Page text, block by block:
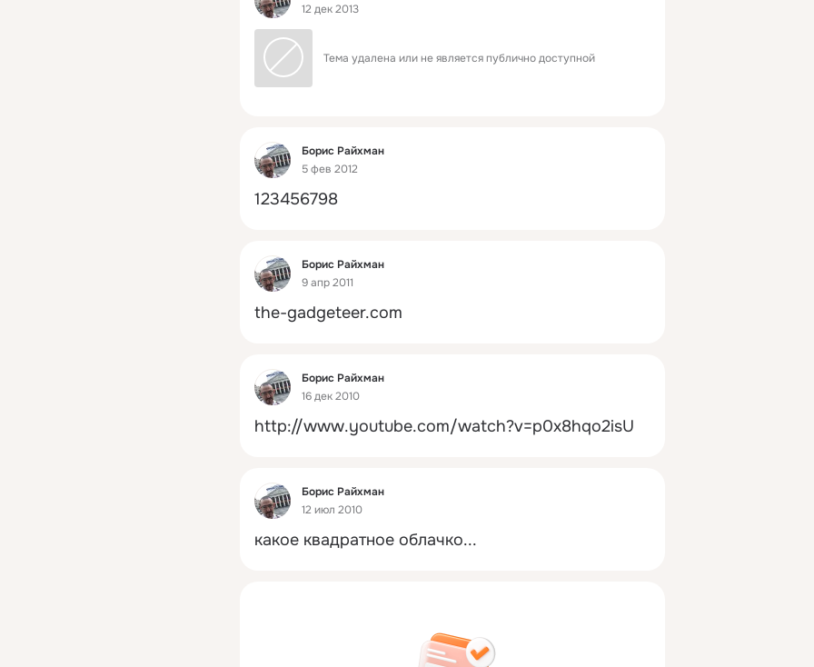
12 дек 2013
Тема удалена или не является публично доступной
Фид
Борис Райхман
5 фев 2012
123456798
Фид
Борис Райхман
9 апр 2011
the-gadgeteer.com
Фид
Борис Райхман
16 дек 2010
http://www.youtube.com/watch?v=p0x8hqo2isU
Фид
Борис Райхман
12 июл 2010
какое квадратное облачко...